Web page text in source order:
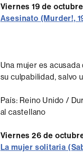
Viernes 19 de
Asesinato (Murder!,
Una mujer es
su culpabilidad, salvo
País: Reino Unido /
al castellano
Viernes 26 de
La mujer solitaria